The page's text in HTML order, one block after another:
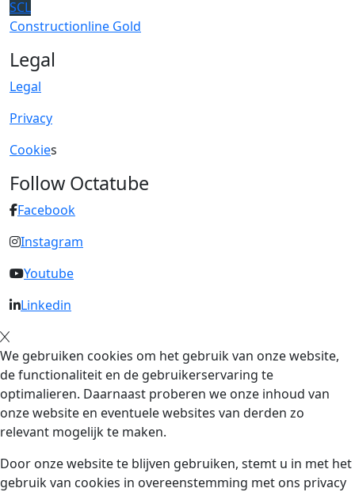
SCL
Constructionline Gold
Legal
Legal
Privacy
Cookies
Follow Octatube
Facebook
Instagram
Youtube
Linkedin
We gebruiken cookies om het gebruik van onze website,
de functionaliteit en de gebruikerservaring te
optimalieren. Daarnaast proberen we onze inhoud van
onze website en eventuele websites van derden zo
relevant mogelijk te maken.
Door onze website te blijven gebruiken, stemt u in met het
gebruik van cookies in overeenstemming met ons privacy